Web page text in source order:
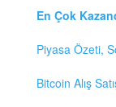
En Çok
Piyasa Özeti,
Bitcoin Alış